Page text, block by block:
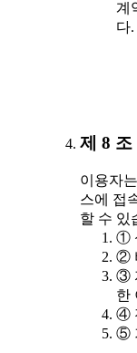
계
다.
제 8
이용자
스에 접
할 수 있
①
②
③
한
④
⑤